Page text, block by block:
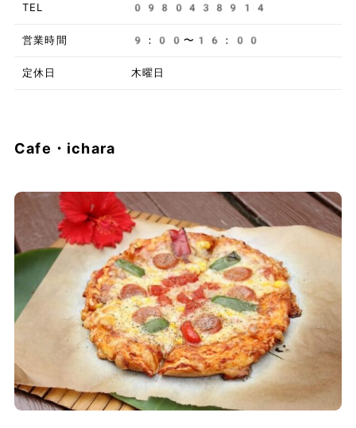
TEL 0980438914
営業時間 9：00〜16：00
定休日 木曜日
Cafe・ichara